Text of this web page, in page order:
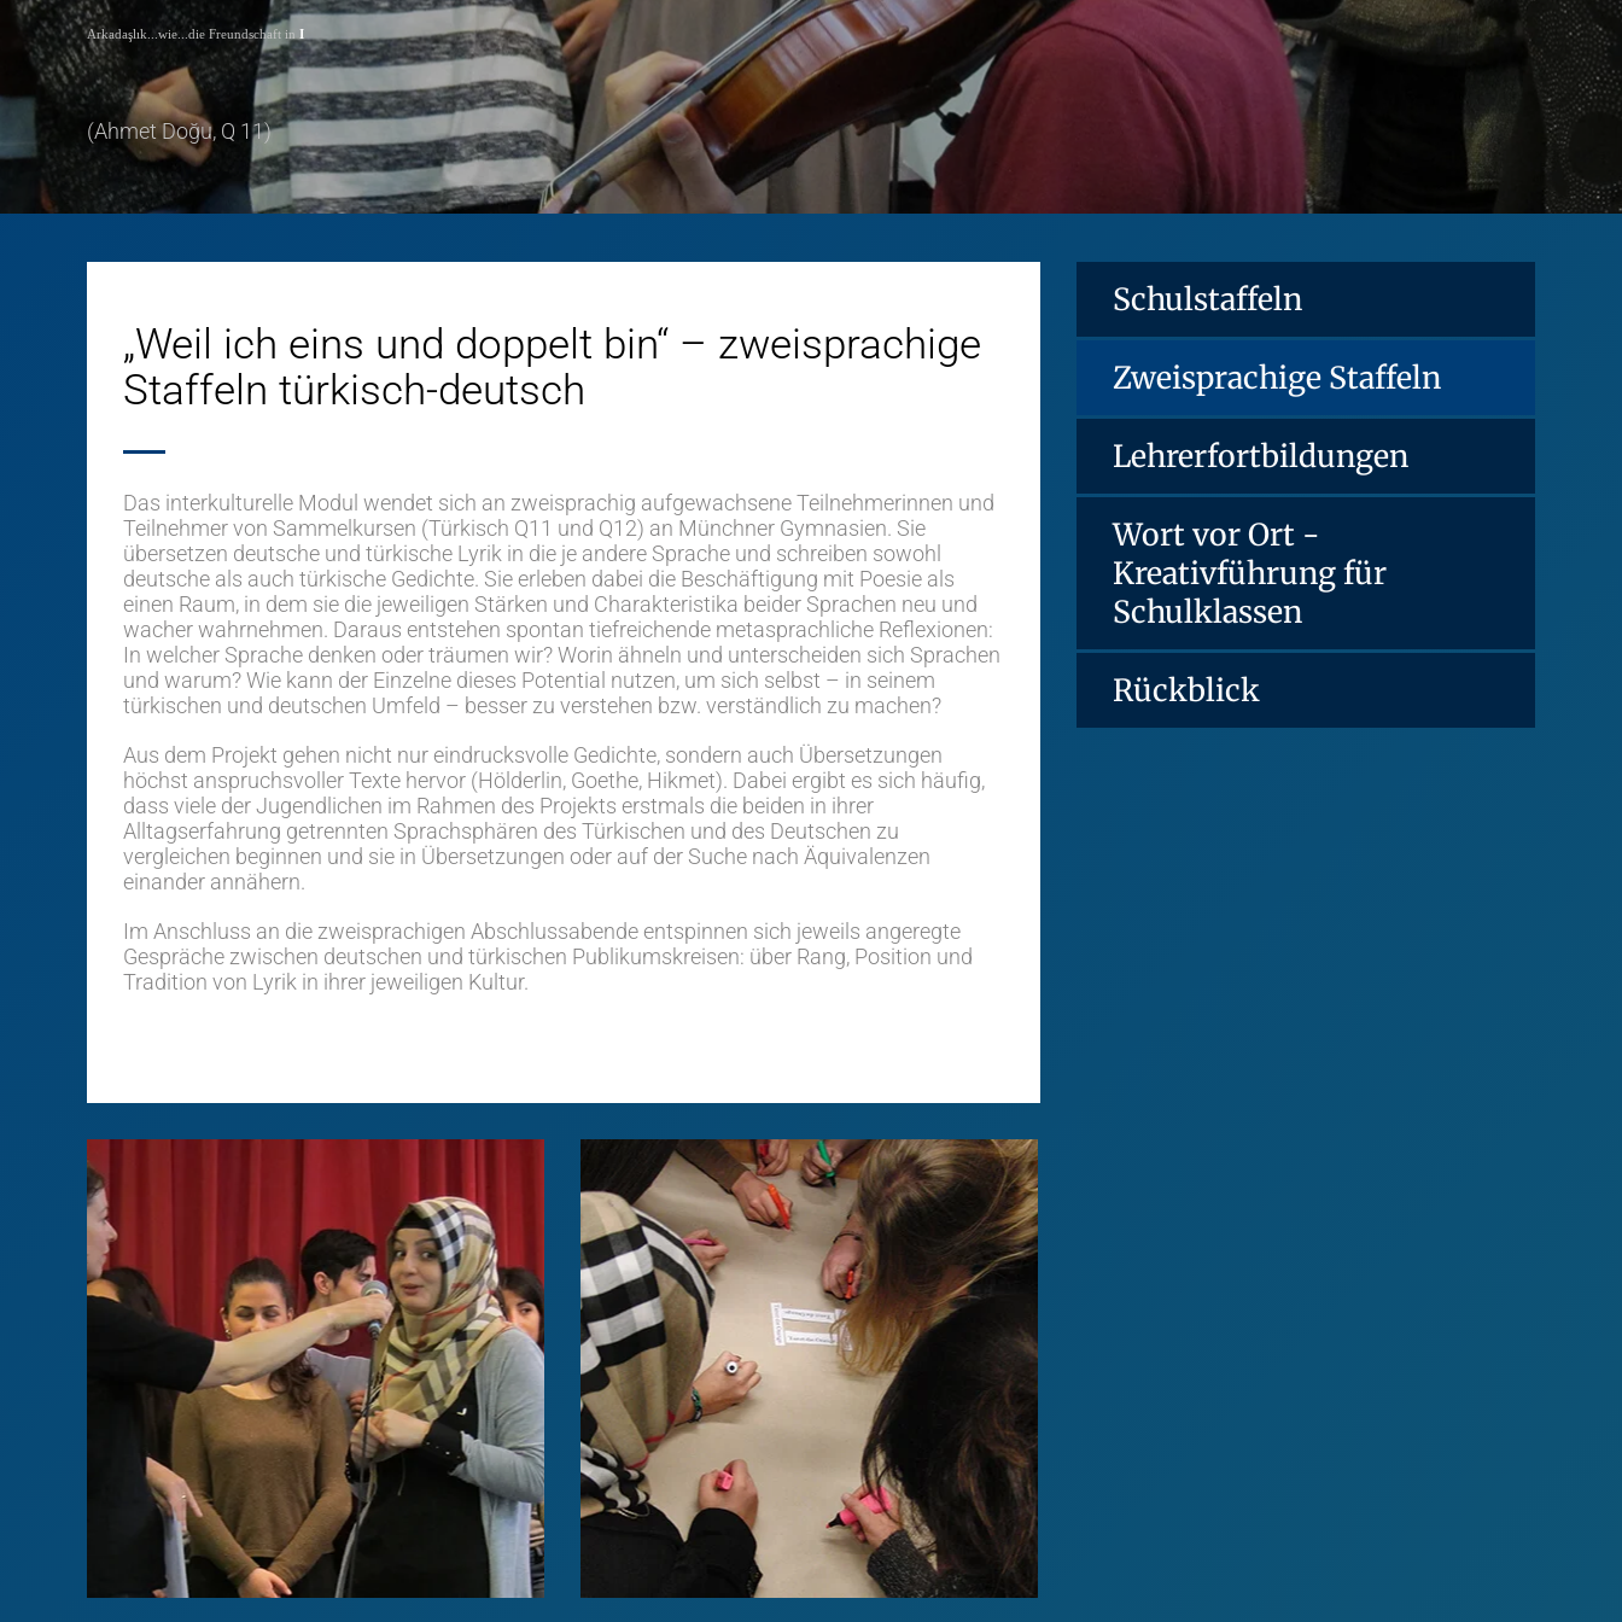
Arkadaşlık...wie...die Freundschaft in I
(Ahmet Doğu, Q 11)
„Weil ich eins und doppelt bin“ – zweisprachige
Staffeln türkisch-deutsch
Das interkulturelle Modul wendet sich an zweisprachig aufgewachsene Teilnehmerinnen und
Teilnehmer von Sammelkursen (Türkisch Q11 und Q12) an Münchner Gymnasien. Sie
übersetzen deutsche und türkische Lyrik in die je andere Sprache und schreiben sowohl
deutsche als auch türkische Gedichte. Sie erleben dabei die Beschäftigung mit Poesie als
einen Raum, in dem sie die jeweiligen Stärken und Charakteristika beider Sprachen neu und
wacher wahrnehmen. Daraus entstehen spontan tiefreichende metasprachliche Reflexionen:
In welcher Sprache denken oder träumen wir? Worin ähneln und unterscheiden sich Sprachen
und warum? Wie kann der Einzelne dieses Potential nutzen, um sich selbst – in seinem
türkischen und deutschen Umfeld – besser zu verstehen bzw. verständlich zu machen?
Aus dem Projekt gehen nicht nur eindrucksvolle Gedichte, sondern auch Übersetzungen
höchst anspruchsvoller Texte hervor (Hölderlin, Goethe, Hikmet). Dabei ergibt es sich häufig,
dass viele der Jugendlichen im Rahmen des Projekts erstmals die beiden in ihrer
Alltagserfahrung getrennten Sprachsphären des Türkischen und des Deutschen zu
vergleichen beginnen und sie in Übersetzungen oder auf der Suche nach Äquivalenzen
einander annähern.
Im Anschluss an die zweisprachigen Abschlussabende entspinnen sich jeweils angeregte
Gespräche zwischen deutschen und türkischen Publikumskreisen: über Rang, Position und
Tradition von Lyrik in ihrer jeweiligen Kultur.
Schulstaffeln
Zweisprachige Staffeln
Lehrerfortbildungen
Wort vor Ort -
Kreativführung für
Schulklassen
Rückblick